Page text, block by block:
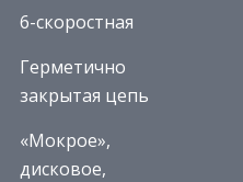
6-скоростная
Герметично
закрытая цепь
«Мокрое»,
дисковое,